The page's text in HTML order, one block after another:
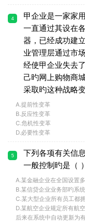
4
甲企业是一家家
一直通过其设在
器，已经成功建
业管理层通过市
经使甲企业失去
己旳网上购物商
采取旳这种战略
A.提前性变革
B.反应性变革
C.危机性变革
D.必要性变革
5
下列各项有关信
一般控制旳是（
A.某金融企业在全国设置
B.某信贷企业业务部旳系
C.某大型企业所有员工都
D.某航空企业规定所有航
后来在系统中自动更新为